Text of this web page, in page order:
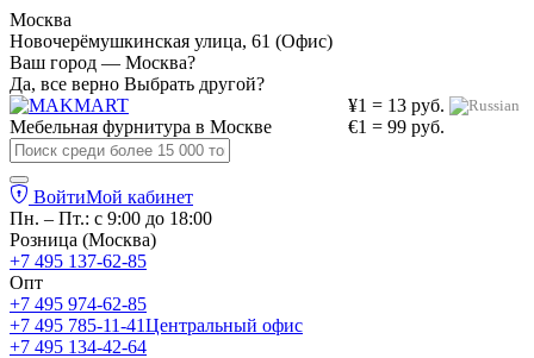
Москва
Новочерёмушкинская улица, 61 (Офис)
Ваш город — Москва?
Да, все верно Выбрать другой?
¥1 = 13 руб.
€1 = 99 руб.
Мебельная фурнитура в Москве
ВойтиМой кабинет
Пн. – Пт.: с 9:00 до 18:00
Розница (Москва)
+7 495 137-62-85
Опт
+7 495 974-62-85
+7 495 785-11-41Центральный офис
+7 495 134-42-64